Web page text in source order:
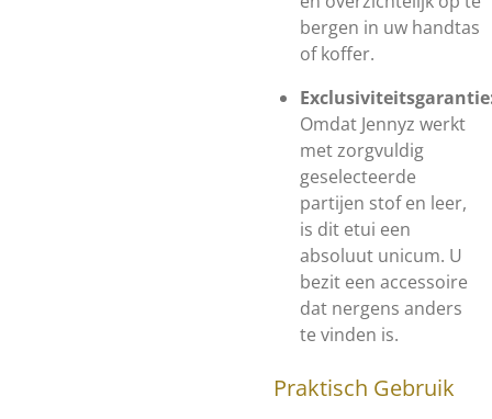
bergen in uw handtas
of koffer.
Omdat Jennyz werkt
met zorgvuldig
geselecteerde
partijen stof en leer,
is dit etui een
absoluut unicum. U
bezit een accessoire
dat nergens anders
te vinden is.
Praktisch Gebruik